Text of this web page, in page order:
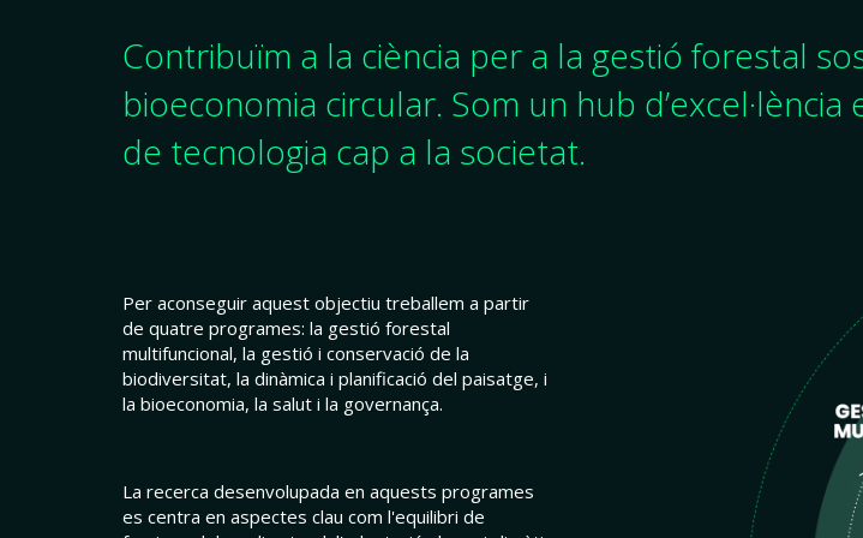
Contribuïm a la ciència per a la gestió forestal
bioeconomia circular. Som un hub
de tecnologia cap a la societat.
Per aconseguir aquest objectiu treballem a partir
de quatre programes: la gestió forestal
multifuncional, la gestió i conservació de la
biodiversitat, la dinàmica i planificació del paisatge, i
la bioeconomia, la salut i la governança.
La recerca desenvolupada en aquests programes
es centra en aspectes clau com l'equilibri de